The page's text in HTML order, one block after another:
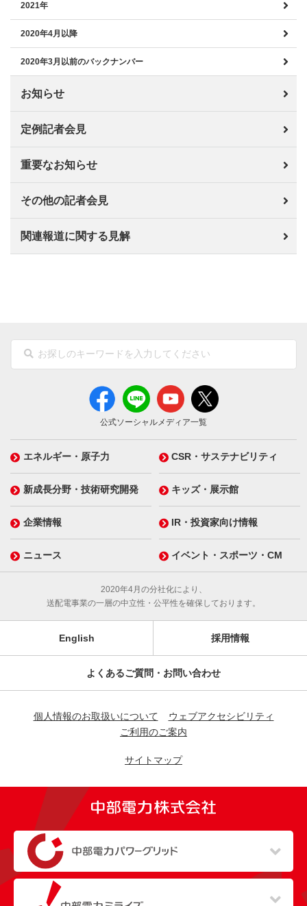
2021年
2020年4月以降
2020年3月以前のバックナンバー
お知らせ
定例記者会見
重要なお知らせ
その他の記者会見
関連報道に関する見解
公式ソーシャルメディア一覧
エネルギー・原子力 CSR・サステナビリティ
新成長分野・技術研究開発 キッズ・展示館
企業情報 IR・投資家向け情報
ニュース イベント・スポーツ・CM
2020年4月の分社化により、
送配電事業の一層の中立性・公平性を確保しております。
English 採用情報
よくあるご質問・お問い合わせ
個人情報のお取扱いについて
ウェブアクセシビリティ
ご利用のご案内
サイトマップ
（新しいウィンドウを開きます）